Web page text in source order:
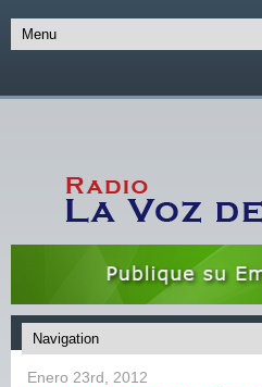
Enero 23rd, 2012